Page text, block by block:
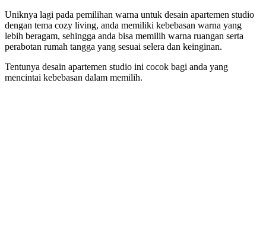
Uniknya lagi pada pemilihan warna untuk desain apartemen studio
dengan tema cozy living, anda memiliki kebebasan warna yang
lebih beragam, sehingga anda bisa memilih warna ruangan serta
perabotan rumah tangga yang sesuai selera dan keinginan.
Tentunya desain apartemen studio ini cocok bagi anda yang
mencintai kebebasan dalam memilih.